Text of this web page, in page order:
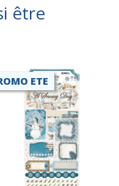
être
ETE